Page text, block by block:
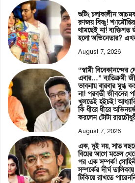
শুটিং চলাকালীন
রণজয় বিষ্ণু!
থামছেই না! ব্যক্তিগত
হলো অভিনেতার?
August 7, 2026
“স্বামী
এবার…” ব্যতিক্রমী
ভাবনায় বারবার মুগ্ধ
না! পরবর্তী জীবনের
খুলতেই হইচই!
কি ধীরে ধীরে
করলেন টোটা
August 7, 2026
এক, দুই নয়, সাত বছরে
বিয়ের আগে মডেল
পর এক সম্পর্ক!
সম্পর্কের দীর্ঘ
টিকিয়ে রাখতে